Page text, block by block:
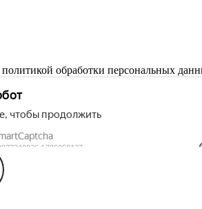
политикой обработки персональных